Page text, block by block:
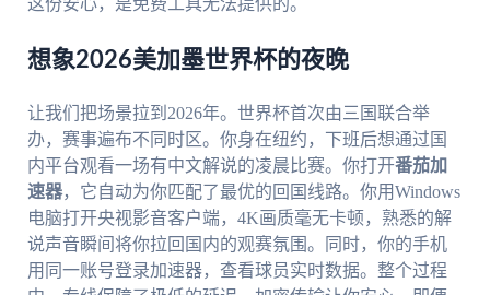
这份安心，是免费工具无法提供的。
想象2026美加墨世界杯的夜晚
让我们把场景拉到2026年。世界杯首次由三国联合举
办，赛事遍布不同时区。你身在纽约，下班后想通过国
内平台观看一场有中文解说的凌晨比赛。你打开番茄加
速器，它自动为你匹配了最优的回国线路。你用Windows
电脑打开央视影音客户端，4K画质毫无卡顿，熟悉的解
说声音瞬间将你拉回国内的观赛氛围。同时，你的手机
用同一账号登录加速器，查看球员实时数据。整个过程